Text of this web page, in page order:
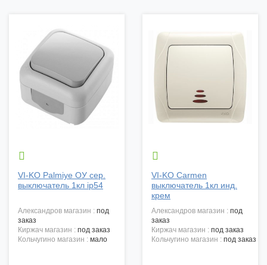

VI-KO Palmiye ОУ сер.
выключатель 1кл ip54
александров магазин : под
заказ
киржач магазин : под заказ
кольчугино магазин : мало

VI-KO Carmen
выключатель 1кл инд.
крем
александров магазин : под
заказ
киржач магазин : под заказ
кольчугино магазин : под заказ